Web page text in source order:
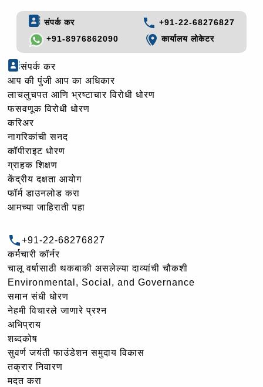
संपर्क कर
+91-22-68276827
+91-8976862090
कार्यालय लोकेटर
संपर्क कर
आप की पुंजी आप का अधिकार
लाचलुचपत आणि भ्रष्टाचार विरोधी धोरण
फसवणूक विरोधी धोरण
करिअर
नागरिकांची सनद
कॉपीराइट धोरण
ग्राहक शिक्षण
केंद्रीय दक्षता आयोग
फॉर्म डाउनलोड करा
आमच्या जाहिराती पहा
+91-22-68276827
कर्मचारी कॉर्नर
चालू वर्षासाठी थकबाकी असलेल्या दाव्यांची चौकशी
Environmental, Social, and Governance
समान संधी धोरण
नेहमी विचारले जाणारे प्रश्न
अभिप्राय
शब्दकोष
सुवर्ण जयंती फाउंडेशन समुदाय विकास
तक्रार निवारण
मदत करा